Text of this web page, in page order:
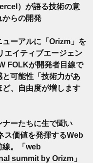
）が語る技術の意
からの開発
ューアルに「Orizm」を
エイティブエージェン
FOLKが開発者目線で
と可能性「技術力があ
ど、自由度が増します
ナーたちに生で聞い
ス価値を発揮するWeb
線。「web
summit by Orizm」